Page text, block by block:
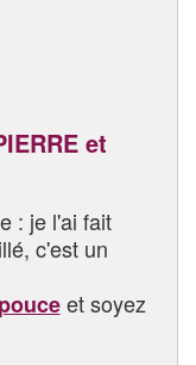
et
: je l'ai fait
c'est un
et soyez